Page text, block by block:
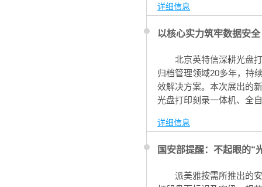
检法纪委监委、军工、公
详细信息
以核心实力筑牢数据安
北京英特信深耕光盘
归档管理领域20多年，持
效解决方案。本次展出的
光盘打印刻录一体机、全
详细信息
国安部提醒：不起眼的“
派美雅按需所推出的